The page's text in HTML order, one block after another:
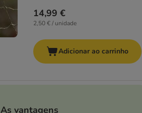
14,99 €
2,50 € / unidade
Adicionar ao carrinho
As vantagens